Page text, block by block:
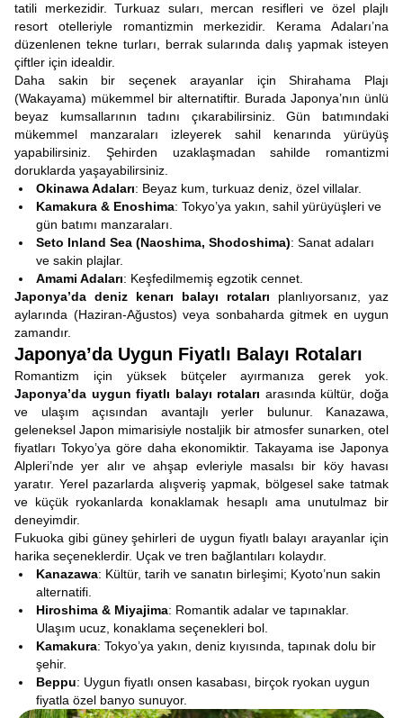
tatili merkezidir. Turkuaz suları, mercan resifleri ve özel plajlı
resort otelleriyle romantizmin merkezidir. Kerama Adaları’na
düzenlenen tekne turları, berrak sularında dalış yapmak isteyen
çiftler için idealdir.
Daha sakin bir seçenek arayanlar için Shirahama Plajı
(Wakayama) mükemmel bir alternatiftir. Burada Japonya’nın ünlü
beyaz kumsallarının tadını çıkarabilirsiniz. Gün batımındaki
mükemmel manzaraları izleyerek sahil kenarında yürüyüş
yapabilirsiniz. Şehirden uzaklaşmadan sahilde romantizmi
doruklarda yaşayabilirsiniz.
Okinawa Adaları: Beyaz kum, turkuaz deniz, özel villalar.
Kamakura & Enoshima: Tokyo’ya yakın, sahil yürüyüşleri ve
gün batımı manzaraları.
Seto Inland Sea (Naoshima, Shodoshima): Sanat adaları
ve sakin plajlar.
Amami Adaları: Keşfedilmemiş egzotik cennet.
Japonya’da deniz kenarı balayı rotaları planlıyorsanız, yaz
aylarında (Haziran-Ağustos) veya sonbaharda gitmek en uygun
zamandır.
Japonya’da Uygun Fiyatlı Balayı Rotaları
Romantizm için yüksek bütçeler ayırmanıza gerek yok.
Japonya’da uygun fiyatlı balayı rotaları arasında kültür, doğa
ve ulaşım açısından avantajlı yerler bulunur. Kanazawa,
geleneksel Japon mimarisiyle nostaljik bir atmosfer sunarken, otel
fiyatları Tokyo’ya göre daha ekonomiktir. Takayama ise Japonya
Alpleri’nde yer alır ve ahşap evleriyle masalsı bir köy havası
yaratır. Yerel pazarlarda alışveriş yapmak, bölgesel sake tatmak
ve küçük ryokanlarda konaklamak hesaplı ama unutulmaz bir
deneyimdir.
Fukuoka gibi güney şehirleri de uygun fiyatlı balayı arayanlar için
harika seçeneklerdir. Uçak ve tren bağlantıları kolaydır.
Kanazawa: Kültür, tarih ve sanatın birleşimi; Kyoto’nun sakin
alternatifi.
Hiroshima & Miyajima: Romantik adalar ve tapınaklar.
Ulaşım ucuz, konaklama seçenekleri bol.
Kamakura: Tokyo’ya yakın, deniz kıyısında, tapınak dolu bir
şehir.
Beppu: Uygun fiyatlı onsen kasabası, birçok ryokan uygun
fiyatla özel banyo sunuyor.